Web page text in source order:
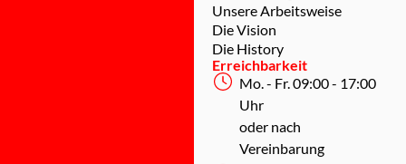
Unsere Arbeitsweise
Die Vision
Die History
Erreichbarkeit
Mo. - Fr. 09:00 - 17:00
Uhr
oder nach
Vereinbarung